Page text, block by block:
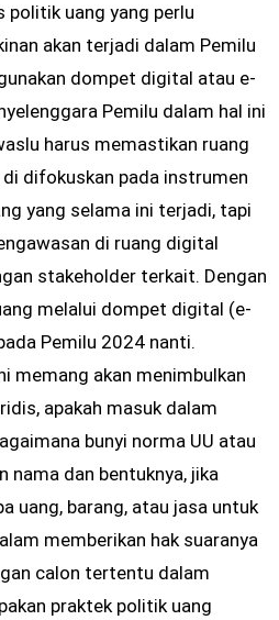
politik uang yang perlu
akan terjadi dalam Pemilu
dompet digital atau e-
Pemilu dalam hal ini
harus memastikan ruang
difokuskan pada instrumen
yang selama ini terjadi, tapi
di ruang digital
stakeholder terkait. Dengan
melalui dompet digital (e-
Pemilu 2024 nanti.
memang akan menimbulkan
apakah masuk dalam
bunyi norma UU atau
nama dan bentuknya, jika
uang, barang, atau jasa untuk
memberikan hak suaranya
calon tertentu dalam
praktek politik uang